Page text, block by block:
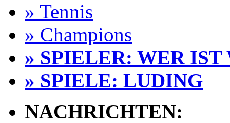
» Tennis
» Champions
» SPIELER: WER IST
» SPIELE: LUDING
NACHRICHTEN: